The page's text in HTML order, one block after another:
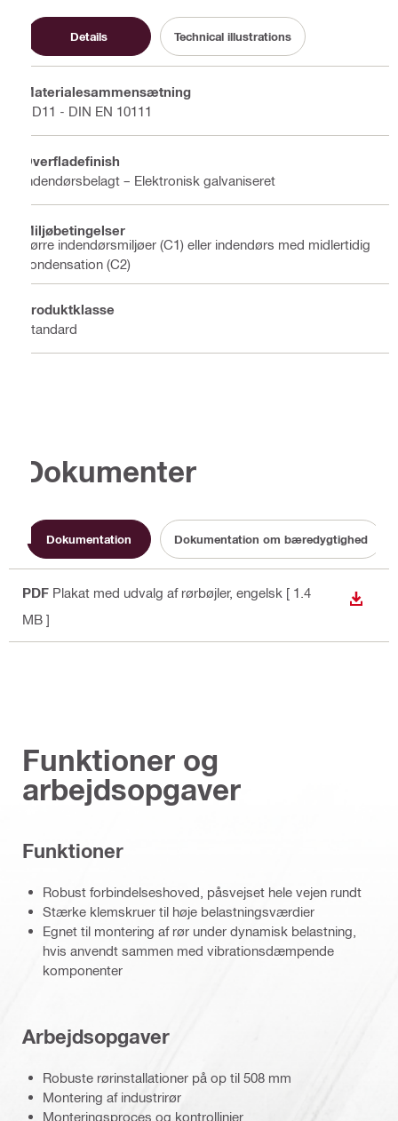
Details Technical illustrations
Materialesammensætning
DD11 - DIN EN 10111
Overfladefinish
Indendørsbelagt – Elektronisk galvaniseret
Miljøbetingelser
Tørre indendørsmiljøer (C1) eller indendørs med midlertidig
kondensation (C2)
Produktklasse
Standard
Dokumenter
Dokumentation Dokumentation om bæredygtighed
PDF Plakat med udvalg af rørbøjler, engelsk [ 1.4
MB ]
Funktioner og
arbejdsopgaver
Funktioner
Robust forbindelseshoved, påsvejset hele vejen rundt
Stærke klemskruer til høje belastningsværdier
Egnet til montering af rør under dynamisk belastning,
hvis anvendt sammen med vibrationsdæmpende
komponenter
Arbejdsopgaver
Robuste rørinstallationer på op til 508 mm
Montering af industrirør
Monteringsproces og kontrollinjer